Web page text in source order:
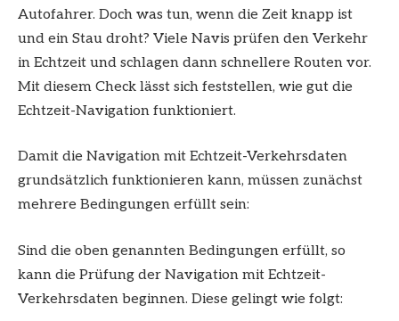
Autofahrer. Doch was tun, wenn die Zeit knapp ist
und ein Stau droht? Viele Navis prüfen den Verkehr
in Echtzeit und schlagen dann schnellere Routen vor.
Mit diesem Check lässt sich feststellen, wie gut die
Echtzeit-Navigation funktioniert.
Damit die Navigation mit Echtzeit-Verkehrsdaten
grundsätzlich funktionieren kann, müssen zunächst
mehrere Bedingungen erfüllt sein:
Sind die oben genannten Bedingungen erfüllt, so
kann die Prüfung der Navigation mit Echtzeit-
Verkehrsdaten beginnen. Diese gelingt wie folgt: